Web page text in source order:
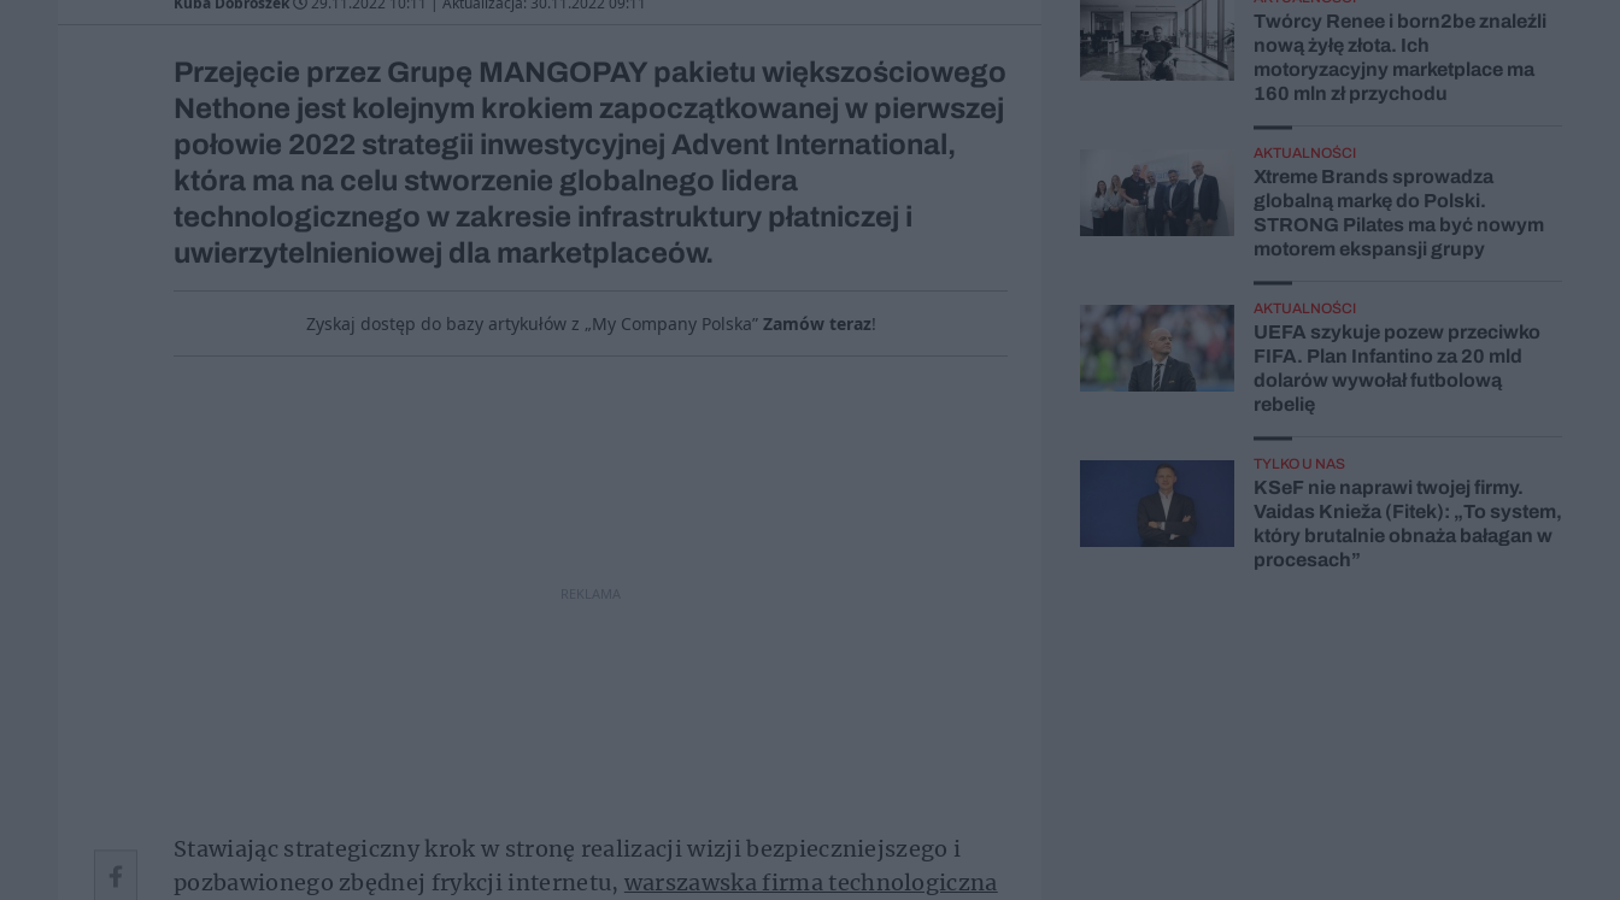
Przejęcie przez Grupę MANGOPAY pakietu większościowego
Nethone jest kolejnym krokiem zapoczątkowanej w pierwszej
połowie 2022 strategii inwestycyjnej Advent International,
która ma na celu stworzenie globalnego lidera
technologicznego w zakresie infrastruktury płatniczej i
uwierzytelnieniowej dla marketplaceów.
Zyskaj dostęp do bazy artykułów z „My Company Polska” Zamów teraz!
REKLAMA
Stawiając strategiczny krok w stronę realizacji wizji bezpieczniejszego i
pozbawionego zbędnej frykcji internetu, warszawska firma technologiczna
Twórcy Renee i born2be znaleźli
nową żyłę złota. Ich
motoryzacyjny marketplace ma
160 mln zł przychodu
AKTUALNOŚCI
Xtreme Brands sprowadza
globalną markę do Polski.
STRONG Pilates ma być nowym
motorem ekspansji grupy
AKTUALNOŚCI
UEFA szykuje pozew przeciwko
FIFA. Plan Infantino za 20 mld
dolarów wywołał futbolową
rebelię
TYLKO U NAS
KSeF nie naprawi twojej firmy.
Vaidas Knieža (Fitek): „To system,
który brutalnie obnaża bałagan w
procesach”